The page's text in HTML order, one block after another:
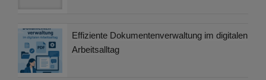
Effiziente Dokumentenverwaltung im digitalen
Arbeitsalltag